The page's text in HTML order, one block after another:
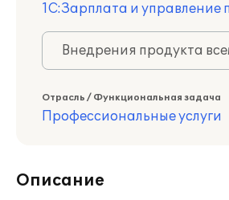
1С:Зарплата и управление
Внедрения продукта
Отрасль / Функциональная задача
Профессиональные услуги
Описание